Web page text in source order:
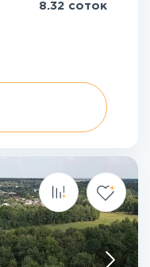
8.32 соток